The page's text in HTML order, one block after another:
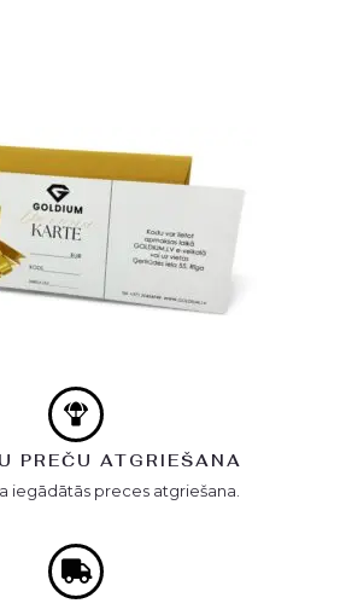
PREČU ATGRIEŠANA
iegādātās preces atgriešana.